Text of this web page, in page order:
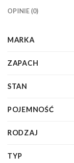
OPINIE (0)
MARKA
ZAPACH
STAN
POJEMNOŚĆ
RODZAJ
TYP